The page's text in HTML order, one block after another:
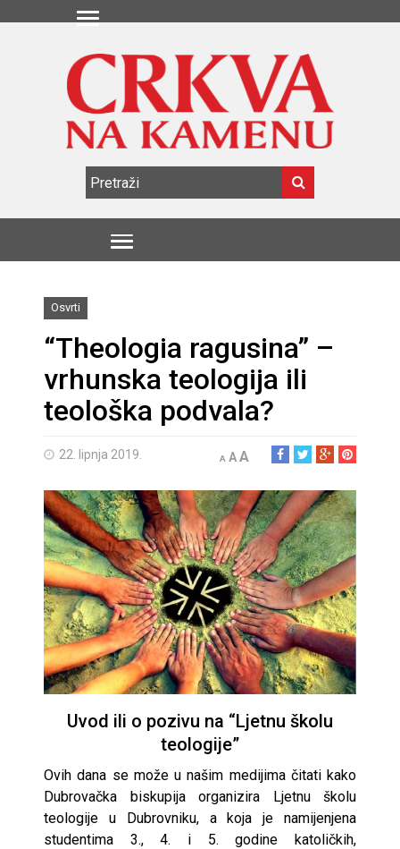
Osvrti
“Theologia ragusina” –
vrhunska teologija ili
teološka podvala?
22. lipnja 2019. A AA
Uvod ili o pozivu na “Ljetnu školu
teologije”
Ovih dana se može u našim medijima čitati kako
Dubrovačka biskupija organizira Ljetnu školu
teologije u Dubrovniku, a koja je namijenjena
studentima 3., 4. i 5. godine katoličkih,